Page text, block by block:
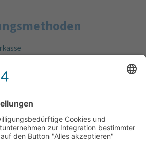
(VISA & MasterCard)
Beratung vor und nach dem